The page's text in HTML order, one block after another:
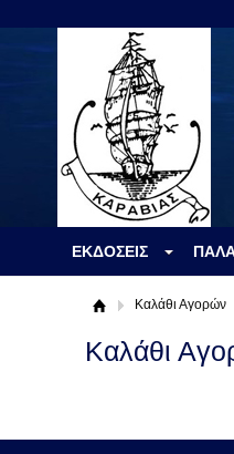
ΕΚΔΟΣΕΙΣ
Καλάθι Αγορών
Καλάθι